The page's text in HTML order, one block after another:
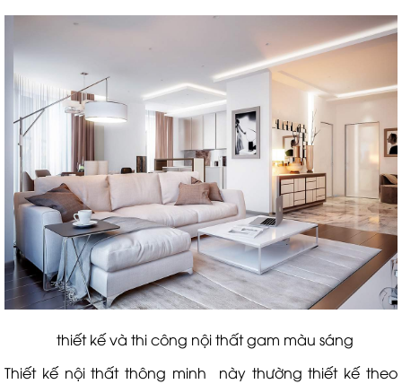
thiết kế và thi công nội thất gam màu sáng
Thiết kế nội thất thông minh này thường thiết kế theo